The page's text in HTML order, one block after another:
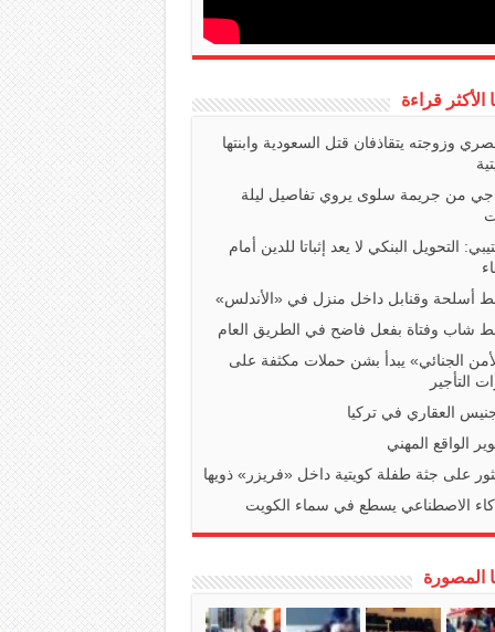
الأكثر قراءة
وزوجته يتقاذفان قتل السعودية وابنتها
من جريمة سلوى يروي تفاصيل ليلة
التحويل البنكي لا يعد إثباتا للدين أمام
أسلحة وقنابل داخل منزل في «الأندلس»
شاب وفتاة بفعل فاضح في الطريق العام
الجنائي» يبدأ بشن حملات مكثفة على
التأجير
العقاري في تركيا
الواقع المهني
على جثة طفلة كويتية داخل «فريزر» ذويها
الاصطناعي يسطع في سماء الكويت
المصورة